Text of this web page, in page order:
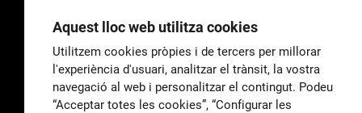
General
correu@escoladeltreball.org
Aquest lloc web utilitza cookies
Utilitzem cookies pròpies i de tercers per millorar
l'experiència d'usuari, analitzar el trànsit, la vostra
navegació al web i personalitzar el contingut. Podeu
“Acceptar totes les cookies”, “Configurar les